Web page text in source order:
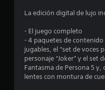
La edición digital de lujo
- El juego completo
- 4 paquetes de
jugables, el “set de voces
personaje “Joker” y el set
Fantasma de Persona 5
lentes con montura de